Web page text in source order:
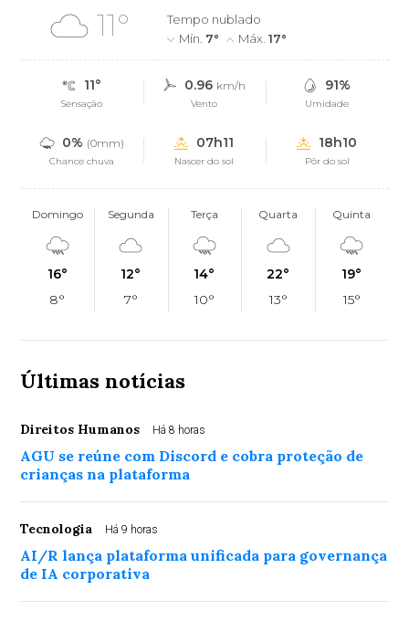
11°
Tempo nublado
Mín. 7° Máx.17°
11°
Sensação
0.96 km/h
Vento
91%
Umidade
0% (0mm)
Chance chuva
07h11
Nascer do sol
18h10
Pôr do sol
Domingo
16°
8°
Segunda
12°
7°
Terça
14°
10°
Quarta
22°
13°
Quinta
19°
15°
Últimas notícias
Direitos Humanos Há 8 horas
AGU se reúne com Discord e cobra proteção de
crianças na plataforma
Tecnologia Há 9 horas
AI/R lança plataforma unificada para governança
de IA corporativa